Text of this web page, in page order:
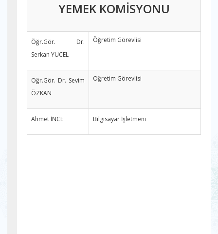
YEMEK KOMİSYONU
Öğr.Gör. Dr.
Serkan YÜCEL
Öğretim Görevlisi
Öğr.Gör. Dr. Sevim
ÖZKAN
Öğretim Görevlisi
Ahmet İNCE Bilgisayar İşletmeni